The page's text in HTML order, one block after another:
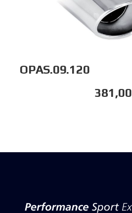
OPAS.09.120
381,00